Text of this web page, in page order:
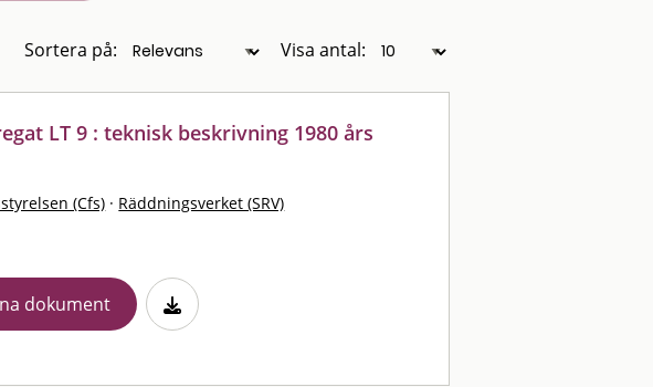
Sortera på: Visa antal:
LT 9 : teknisk beskrivning 1980 års
(Cfs) · Räddningsverket (SRV)
dokument